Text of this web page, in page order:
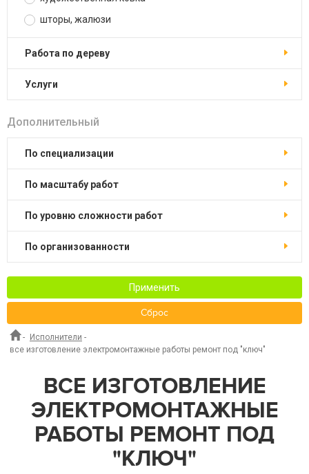
шторы, жалюзи
работа по дереву
услуги
Дополнительный
по специализации
по масштабу работ
по уровню сложности работ
по организованности
Применить
Сброс
- Исполнители -
все изготовление электромонтажные работы ремонт под "ключ"
ВСЕ ИЗГОТОВЛЕНИЕ
ЭЛЕКТРОМОНТАЖНЫЕ
РАБОТЫ РЕМОНТ ПОД
"КЛЮЧ"